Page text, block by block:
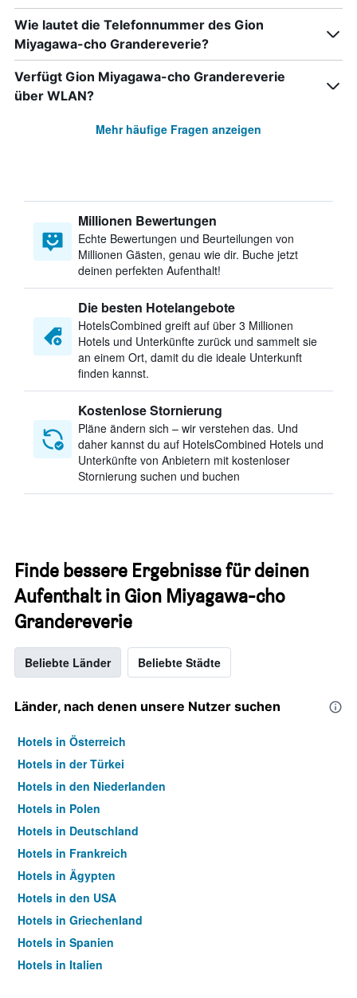
Wie lautet die Telefonnummer des Gion
Miyagawa-cho Grandereverie?
Verfügt Gion Miyagawa-cho Grandereverie
über WLAN?
Mehr häufige Fragen anzeigen
Millionen Bewertungen
Echte Bewertungen und Beurteilungen von
Millionen Gästen, genau wie dir. Buche jetzt
deinen perfekten Aufenthalt!
Die besten Hotelangebote
HotelsCombined greift auf über 3 Millionen
Hotels und Unterkünfte zurück und sammelt sie
an einem Ort, damit du die ideale Unterkunft
finden kannst.
Kostenlose Stornierung
Pläne ändern sich – wir verstehen das. Und
daher kannst du auf HotelsCombined Hotels und
Unterkünfte von Anbietern mit kostenloser
Stornierung suchen und buchen
Finde bessere Ergebnisse für deinen
Aufenthalt in Gion Miyagawa-cho
Grandereverie
Beliebte Länder Beliebte Städte
Länder, nach denen unsere Nutzer suchen
Hotels in Österreich
Hotels in der Türkei
Hotels in den Niederlanden
Hotels in Polen
Hotels in Deutschland
Hotels in Frankreich
Hotels in Ägypten
Hotels in den USA
Hotels in Griechenland
Hotels in Spanien
Hotels in Italien